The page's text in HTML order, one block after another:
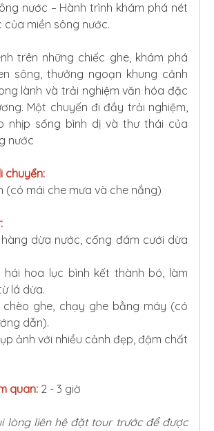
nước – Hành trình khám phá nét
miền sông nước.
trên những chiếc ghe, khám phá
sông, thưởng ngoạn khung cảnh
lành và trải nghiệm văn hóa đặc
Một chuyến đi đầy trải nghiệm,
nhịp sống bình dị và thư thái của
nước
chuyển:
(có mái che mưa và che nắng)
dừa nước, cổng đám cưới dừa
hái hoa lục bình kết thành bó, làm
lá dừa.
chèo ghe, chạy ghe bằng máy (có
dẫn).
ảnh với nhiều cảnh đẹp, đậm chất
quan: 2 - 3 giờ
lòng liên hệ đặt tour trước để được